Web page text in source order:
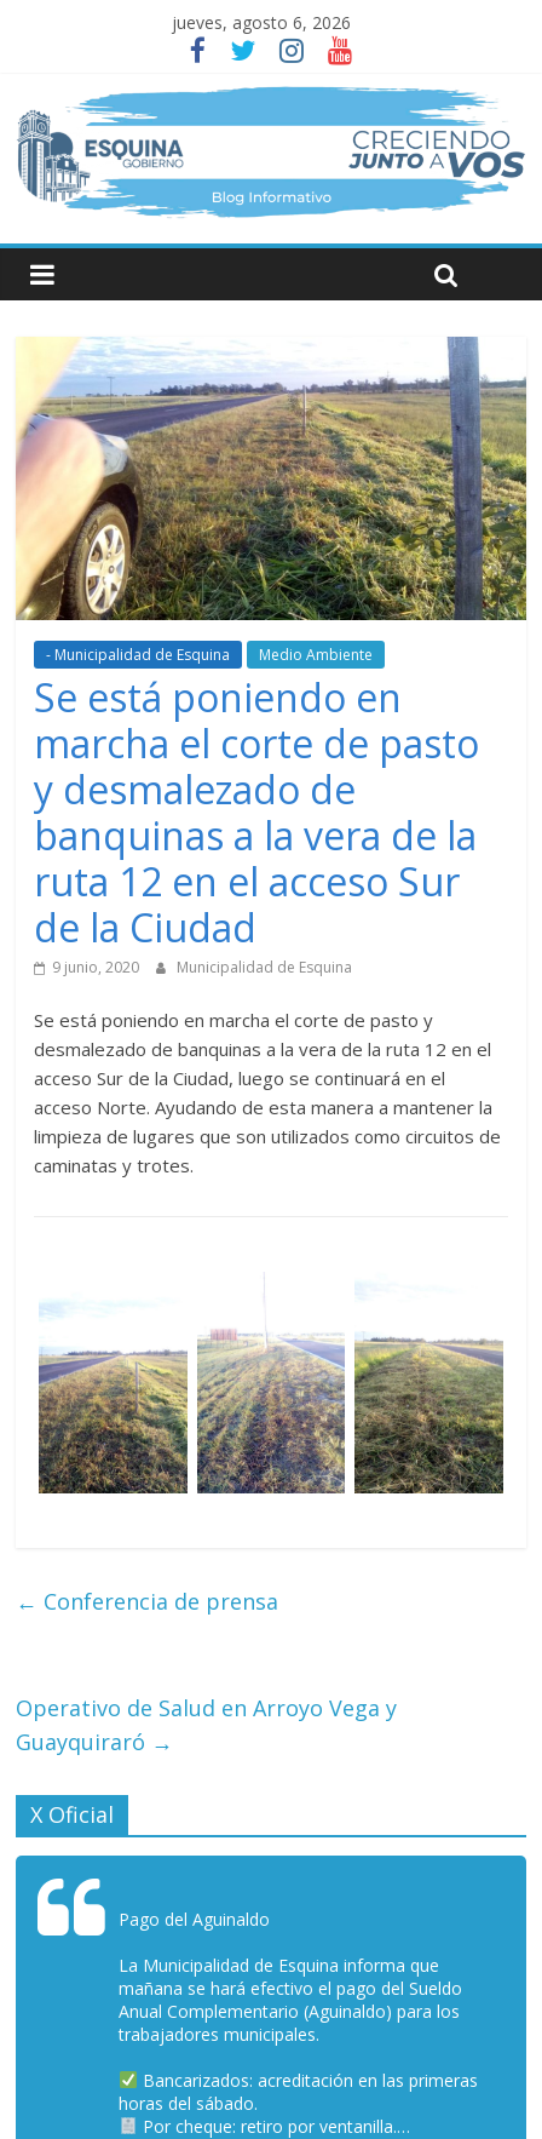
jueves, agosto 6, 2026
- Municipalidad de Esquina Medio Ambiente
Se está poniendo en
marcha el corte de pasto
y desmalezado de
banquinas a la vera de la
ruta 12 en el acceso Sur
de la Ciudad
9 junio, 2020 Municipalidad de Esquina
Se está poniendo en marcha el corte de pasto y
desmalezado de banquinas a la vera de la ruta 12 en el
acceso Sur de la Ciudad, luego se continuará en el
acceso Norte. Ayudando de esta manera a mantener la
limpieza de lugares que son utilizados como circuitos de
caminatas y trotes.
← Conferencia de prensa
Operativo de Salud en Arroyo Vega y
Guayquiraró →
X Oficial
Pago del Aguinaldo
La Municipalidad de Esquina informa que
mañana se hará efectivo el pago del Sueldo
Anual Complementario (Aguinaldo) para los
trabajadores municipales.
Bancarizados: acreditación en las primeras
horas del sábado.
Por cheque: retiro por ventanilla.…